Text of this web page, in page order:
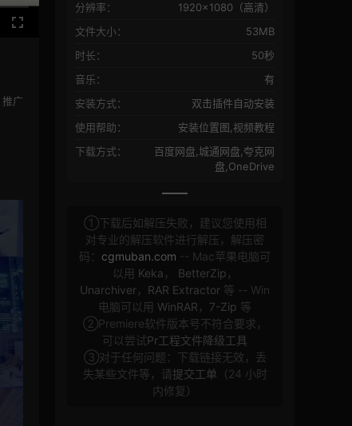
推广
分辨率：
1920×1080（高清）
文件大小：
53MB
时长：
50秒
音乐：
有
安装方式：
双击插件自动安装
使用帮助：
安装位置图,视频教程
下载方式：
百度网盘,城通网盘,夸克网
盘,OneDrive
①下载后如解压失败，建议您使用相
对专业的解压软件进行解压，解压密
码： cgmuban.com -- Mac苹果电脑可
以用 Keka ， BetterZip ，
Unarchiver， RAR Extractor 等 -- Win
电脑可以用 WinRAR ， 7-Zip 等
②Premiere软件版本号不符合要求，
可以尝试Pr工程文件降级工具
③对于任何问题：下载链接无效，丢
失某些文件等，请提交工单 （24 小时
内修复）